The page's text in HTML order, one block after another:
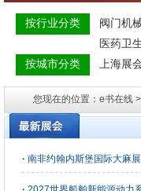
按行业分类 阀门机
医药卫
按城市分类
上海展
您现在的位置：e书在线 >
· 南非约翰内斯堡国际大麻